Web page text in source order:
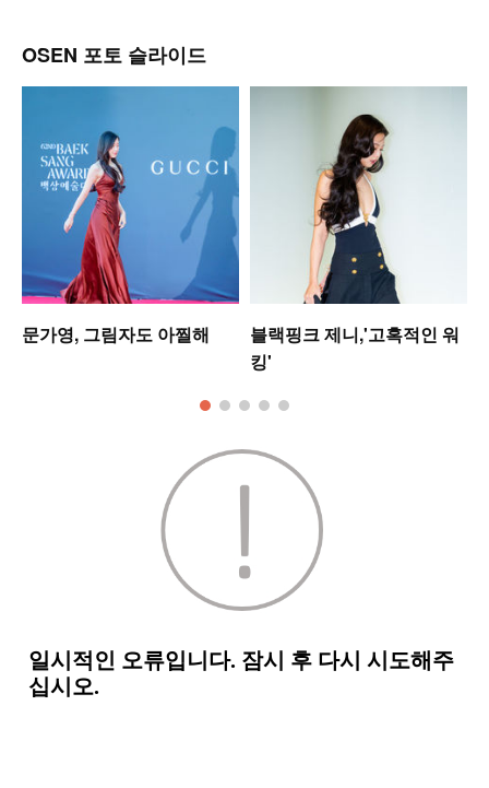
OSEN 포토 슬라이드
문가영, 그림자도 아찔해
블랙핑크 제니,'고혹적인 워
킹'